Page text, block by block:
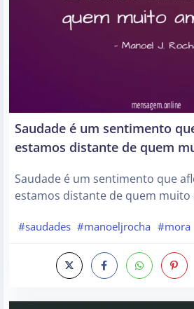
Saudade é um sentimento
estamos distante de quem
Saudade é um sentimento que
estamos distante de quem muito
#saudades #manoeljrocha #mora